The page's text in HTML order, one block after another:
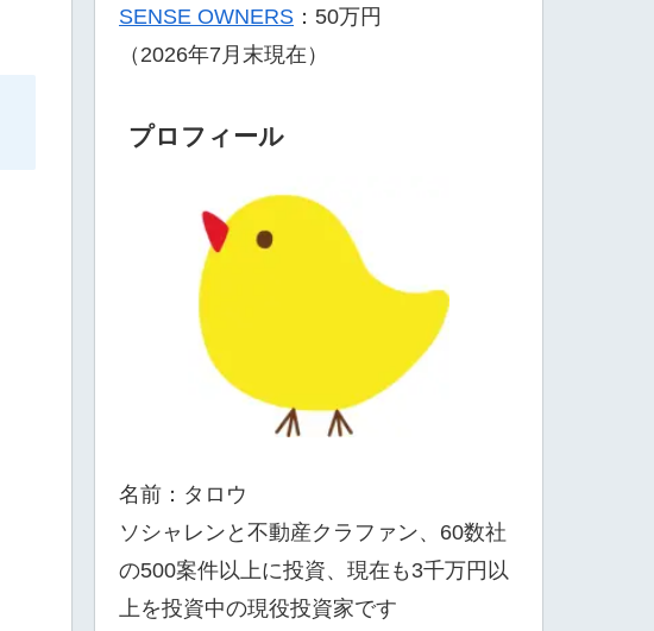
SENSE OWNERS ：50万円
（2026年7月末現在）
プロフィール
名前：タロウ
ソシャレンと不動産クラファン、60数社
の500案件以上に投資、現在も3千万円以
上を投資中の現役投資家です